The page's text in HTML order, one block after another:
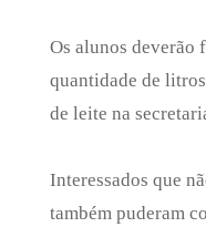
Os alunos deverão
quantidade de
de leite na
Interessados que
também puderam